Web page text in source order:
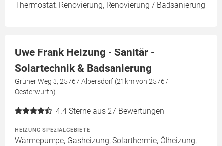
Thermostat, Renovierung, Renovierung / Badsanierung
Uwe Frank Heizung - Sanitär -
Solartechnik & Badsanierung
Grüner Weg 3, 25767 Albersdorf (21km von 25767
Oesterwurth)
4.4 Sterne aus 27 Bewertungen
HEIZUNG SPEZIALGEBIETE
Wärmepumpe, Gasheizung, Solarthermie, Ölheizung,